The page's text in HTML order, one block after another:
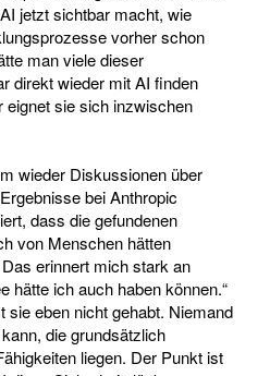
jetzt sichtbar macht, wie
vorher schon
man viele dieser
direkt wieder mit AI finden
eignet sie sich inzwischen
wieder Diskussionen über
bei Anthropic
dass die gefundenen
von Menschen hätten
erinnert mich stark an
hätte ich auch haben können.“
sie eben nicht gehabt. Niemand
die grundsätzlich
liegen. Der Punkt ist